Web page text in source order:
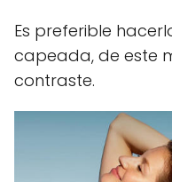
Es preferible
capeada, de este
contraste.